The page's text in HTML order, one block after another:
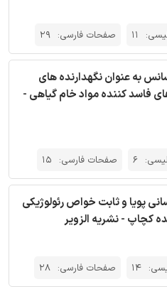
11 صفحات فارسی: 29
به عنوان نگهدارنده های
فاسد کننده مواد خام گیاهی -
6 صفحات فارسی: 15
پویا و ثابت خواص رئولوژیکی
کچاپ - نشریه الزویر
14 صفحات فارسی: 28